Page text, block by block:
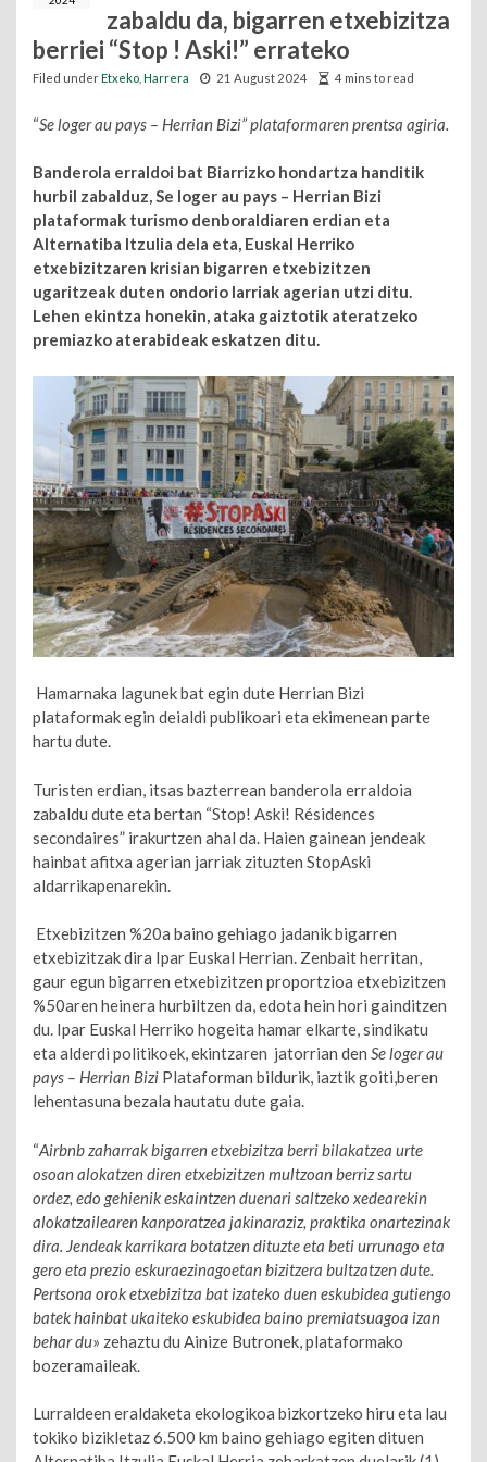
zabaldu da, bigarren etxebizitza
berriei “Stop ! Aski!” errateko
Filed underEtxeko Harrera 21 August 2024 4 mins to read
“Se loger au pays – Herrian Bizi” plataformaren prentsa agiria.
Banderola erraldoi bat Biarrizko hondartza handitik
hurbil zabalduz, Se loger au pays – Herrian Bizi
plataformak turismo denboraldiaren erdian eta
Alternatiba Itzulia dela eta, Euskal Herriko
etxebizitzaren krisian bigarren etxebizitzen
ugaritzeak duten ondorio larriak agerian utzi ditu.
Lehen ekintza honekin, ataka gaiztotik ateratzeko
premiazko aterabideak eskatzen ditu.
Hamarnaka lagunek bat egin dute Herrian Bizi
plataformak egin deialdi publikoari eta ekimenean parte
hartu dute.
Turisten erdian, itsas bazterrean banderola erraldoia
zabaldu dute eta bertan “Stop! Aski! Résidences
secondaires” irakurtzen ahal da. Haien gainean jendeak
hainbat afitxa agerian jarriak zituzten StopAski
aldarrikapenarekin.
Etxebizitzen %20a baino gehiago jadanik bigarren
etxebizitzak dira Ipar Euskal Herrian. Zenbait herritan,
gaur egun bigarren etxebizitzen proportzioa etxebizitzen
%50aren heinera hurbiltzen da, edota hein hori gainditzen
du. Ipar Euskal Herriko hogeita hamar elkarte, sindikatu
eta alderdi politikoek, ekintzaren jatorrian den Se loger au
pays – Herrian Bizi Plataforman bildurik, iaztik goiti,beren
lehentasuna bezala hautatu dute gaia.
“Airbnb zaharrak bigarren etxebizitza berri bilakatzea urte
osoan alokatzen diren etxebizitzen multzoan berriz sartu
ordez, edo gehienik eskaintzen duenari saltzeko xedearekin
alokatzailearen kanporatzea jakinaraziz, praktika onartezinak
dira. Jendeak karrikara botatzen dituzte eta beti urrunago eta
gero eta prezio eskuraezinagoetan bizitzera bultzatzen dute.
Pertsona orok etxebizitza bat izateko duen eskubidea gutiengo
batek hainbat ukaiteko eskubidea baino premiatsuagoa izan
behar du» zehaztu du Ainize Butronek, plataformako
bozeramaileak.
Lurraldeen eraldaketa ekologikoa bizkortzeko hiru eta lau
tokiko bizikletaz 6.500 km baino gehiago egiten dituen